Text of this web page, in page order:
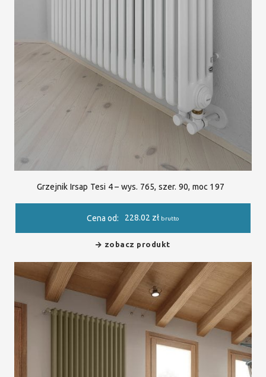
Grzejnik Irsap Tesi 4 – wys. 765, szer. 90, moc 197
Cena od: 228.02 zł brutto
zobacz produkt